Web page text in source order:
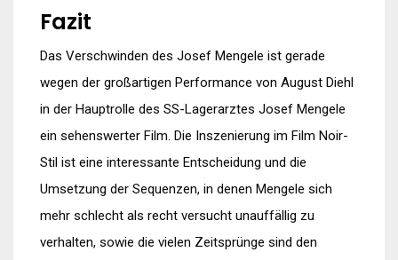
Fazit
Das Verschwinden des Josef Mengele ist gerade
wegen der großartigen Performance von August Diehl
in der Hauptrolle des SS-Lagerarztes Josef Mengele
ein sehenswerter Film. Die Inszenierung im Film Noir-
Stil ist eine interessante Entscheidung und die
Umsetzung der Sequenzen, in denen Mengele sich
mehr schlecht als recht versucht unauffällig zu
verhalten, sowie die vielen Zeitsprünge sind den